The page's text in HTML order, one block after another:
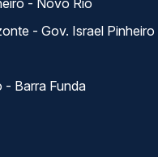
- Novo Rio
- Gov. Israel Pinheiro
- Barra Funda